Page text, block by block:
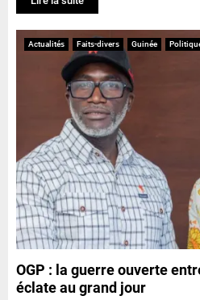
Actualités Faits-divers Guinée
OGP : la guerre ouverte
éclate au grand jour